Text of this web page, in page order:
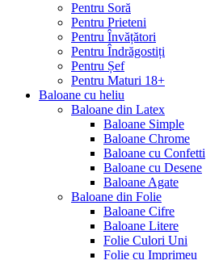
Pentru Soră
Pentru Prieteni
Pentru Învățători
Pentru Îndrăgostiți
Pentru Șef
Pentru Maturi 18+
Baloane cu heliu
Baloane din Latex
Baloane Simple
Baloane Chrome
Baloane cu Confetti
Baloane cu Desene
Baloane Agate
Baloane din Folie
Baloane Cifre
Baloane Litere
Folie Culori Uni
Folie cu Imprimeu